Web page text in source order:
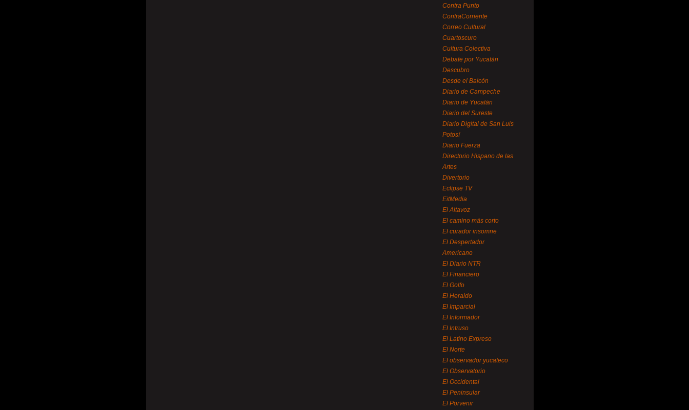
Contra Punto
ContraCorriente
Correo Cultural
Cuartoscuro
Cultura Colectiva
Debate por Yucatán
Descubro
Desde el Balcón
Diario de Campeche
Diario de Yucatán
Diario del Sureste
Diario Digital de San Luis
Potosí
Diario Fuerza
Directorio Hispano de las
Artes
Divertorio
Eclipse TV
EitMedia
El Altavoz
El camino más corto
El curador insomne
El Despertador
Americano
El Diario NTR
El Financiero
El Golfo
El Heraldo
El Imparcial
El Informador
El Intruso
El Latino Expreso
El Norte
El observador yucateco
El Observatorio
El Occidental
El Peninsular
El Porvenir